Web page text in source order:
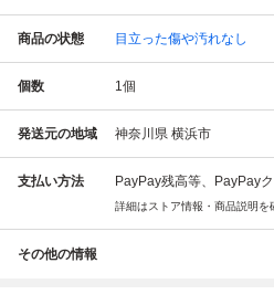
商品の状態 目立った傷や汚れなし
個数 1個
発送元の地域 神奈川県 横浜市
支払い方法 PayPay残高等、PayPay
詳細はストア情報・商品説明
その他の情報